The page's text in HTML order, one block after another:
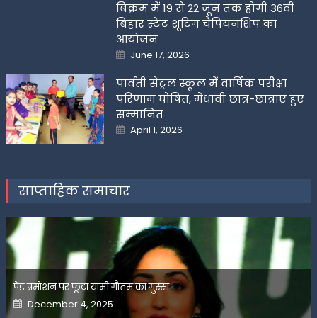
बिक्रम में 19 से 22 जून तक होगी 36वीं
बिहार स्टेट शूटिंग चैंपियनशिप का
आयोजन
Posted
on
June 17, 2026
पार्वती सेंट्रल स्कूल में वार्षिक परीक्षा
परिणाम घोषित, मेधावी छात्र-छात्राएं हुए
सम्मानित
Posted
on
April 1, 2026
साप्ताहिक समाचार
पेड प्रमोशन पर फूटा यामी गौतम का गुस्सा
Posted
on
December 4, 2025